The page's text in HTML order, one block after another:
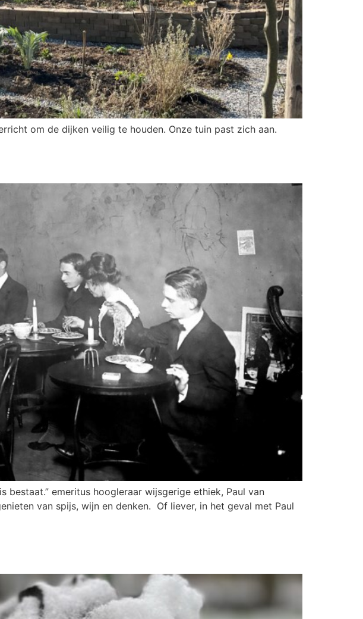
om de dijken veilig te houden. Onze tuin past zich aan.
emeritus hoogleraar wijsgerige ethiek, Paul van
van spijs, wijn en denken. Of liever, in het geval met Paul